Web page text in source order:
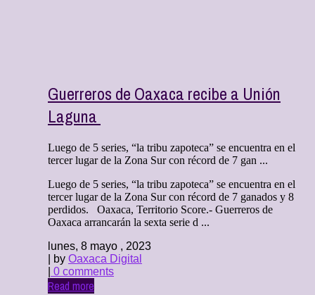
Guerreros de Oaxaca recibe a Unión
Laguna
Luego de 5 series, “la tribu zapoteca” se encuentra en el
tercer lugar de la Zona Sur con récord de 7 gan ...
Luego de 5 series, “la tribu zapoteca” se encuentra en el
tercer lugar de la Zona Sur con récord de 7 ganados y 8
perdidos. Oaxaca, Territorio Score.- Guerreros de
Oaxaca arrancarán la sexta serie d ...
lunes, 8 mayo , 2023
| by Oaxaca Digital
0 comments
Read more